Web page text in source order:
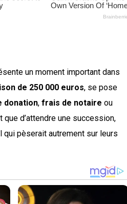
un moment important dans
de 250 000 euros, se pose
donation, frais de notaire ou
que d’attendre une succession,
pèserait autrement sur leurs